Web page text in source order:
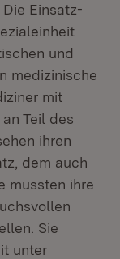
Einsatz-
und
medizinische
mit
Teil des
ihren
dem auch
mussten ihre
Sie
unter